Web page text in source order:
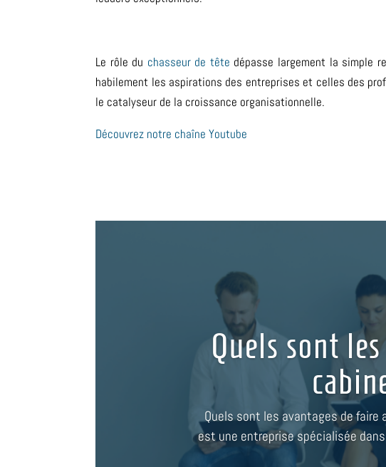
Le rôle du chasseur de tête dépasse largement la simple
habilement les aspirations des entreprises et celles des
le catalyseur de la croissance organisationnelle.
Découvrez notre chaîne Youtube
Quels sont
Quels sont les avantages de
est une entreprise spécialisée